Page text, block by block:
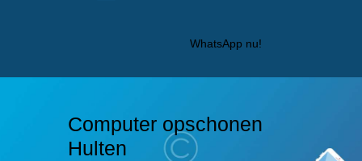
WhatsApp nu!
Computer opschonen
Hulten